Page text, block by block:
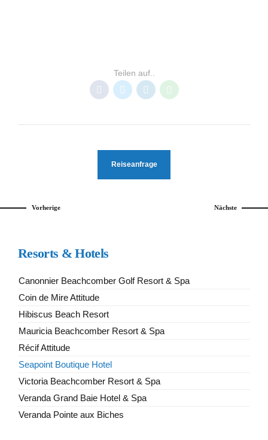
Teilen auf..
Reiseanfrage
Vorherige Nächste
Resorts & Hotels
Canonnier Beachcomber Golf Resort & Spa
Coin de Mire Attitude
Hibiscus Beach Resort
Mauricia Beachcomber Resort & Spa
Récif Attitude
Seapoint Boutique Hotel
Victoria Beachcomber Resort & Spa
Veranda Grand Baie Hotel & Spa
Veranda Pointe aux Biches